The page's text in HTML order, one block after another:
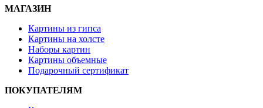
МАГАЗИН
Картины из гипса
Картины на холсте
Наборы картин
Картины объемные
Подарочный сертификат
ПОКУПАТЕЛЯМ